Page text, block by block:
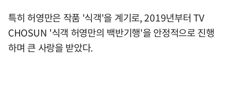
특히 허영만은 작품 '식객'을 계기로, 2019년부터 TV
CHOSUN '식객 허영만의 백반기행'을 안정적으로 진행
하며 큰 사랑을 받았다.